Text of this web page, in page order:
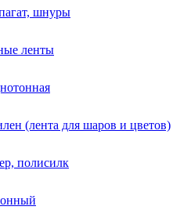
шнуры
ленты
(лента для шаров и цветов)
полисилк